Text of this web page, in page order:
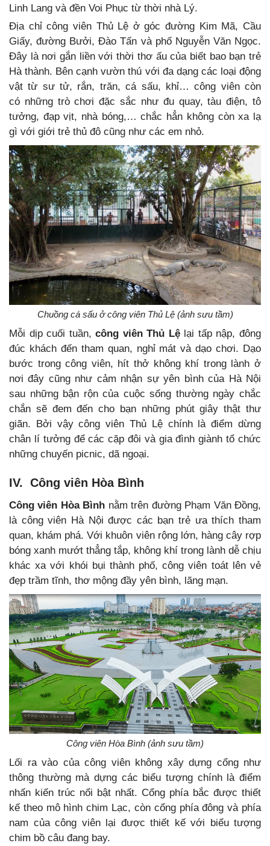
Linh Lang và đền Voi Phục từ thời nhà Lý.
Địa chỉ công viên Thủ Lệ ở góc đường Kim Mã, Cầu
Giấy, đường Bưởi, Đào Tấn và phố Nguyễn Văn Ngọc.
Đây là nơi gắn liền với thời thơ ấu của biết bao bạn trẻ
Hà thành. Bên cạnh vườn thú với đa dạng các loại động
vật từ sư tử, rắn, trăn, cá sấu, khỉ… công viên còn
có những trò chơi đặc sắc như đu quay, tàu điện, tô
tưởng, đạp vịt, nhà bóng,… chắc hẳn không còn xa lạ
gì với giới trẻ thủ đô cũng như các em nhỏ.
Chuồng cá sấu ở công viên Thủ Lệ (ảnh sưu tầm)
Mỗi dịp cuối tuần,công viên Thủ Lệlại tấp nập, đông
đúc khách đến tham quan, nghỉ mát và dạo chơi. Dạo
bước trong công viên, hít thở không khí trong lành ở
nơi đây cũng như cảm nhận sự yên bình của Hà Nội
sau những bận rộn của cuộc sống thường ngày chắc
chắn sẽ đem đến cho bạn những phút giây thật thư
giãn. Bởi vậy công viên Thủ Lệ chính là điểm dừng
chân lí tưởng để các cặp đôi và gia đình giành tổ chức
những chuyến picnic, dã ngoại.
IV. Công viên Hòa Bình
Công viên Hòa Bình nằm trên đường Phạm Văn Đồng,
là công viên Hà Nội được các bạn trẻ ưa thích tham
quan, khám phá. Với khuôn viên rộng lớn, hàng cây rợp
bóng xanh mướt thẳng tắp, không khí trong lành dễ chịu
khác xa với khói bụi thành phố, công viên toát lên vẻ
đẹp trầm tĩnh, thơ mộng đầy yên bình, lãng mạn.
Công viên Hòa Bình (ảnh sưu tầm)
Lối ra vào của công viên không xây dựng cổng như
thông thường mà dựng các biểu tượng chính là điểm
nhấn kiến trúc nổi bật nhất. Cổng phía bắc được thiết
kế theo mô hình chim Lạc, còn cổng phía đông và phía
nam của công viên lại được thiết kế với biểu tượng
chim bồ câu đang bay.